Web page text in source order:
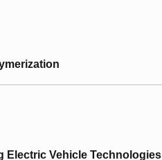
Electric Vehicle Technologies